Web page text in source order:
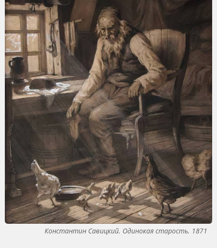
Константин Савицкий. Одинокая старость. 1871